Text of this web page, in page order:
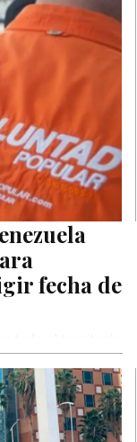
fecha de
de calle, con…